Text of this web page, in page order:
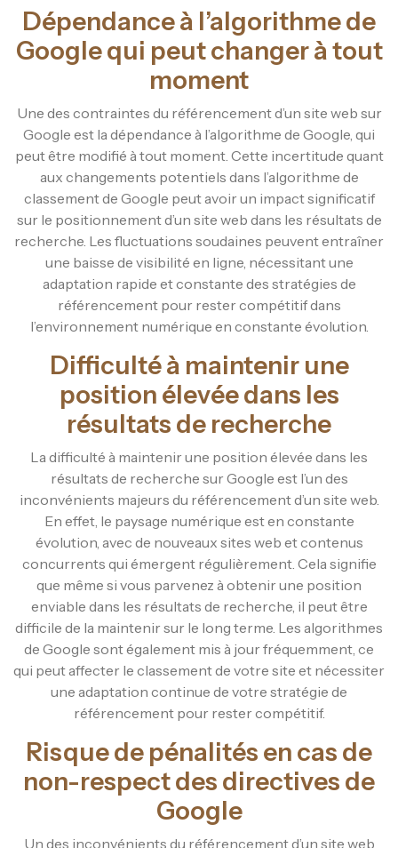
Dépendance à l’algorithme de
Google qui peut changer à tout
moment
Une des contraintes du référencement d’un site web sur
Google est la dépendance à l’algorithme de Google, qui
peut être modifié à tout moment. Cette incertitude quant
aux changements potentiels dans l’algorithme de
classement de Google peut avoir un impact significatif
sur le positionnement d’un site web dans les résultats de
recherche. Les fluctuations soudaines peuvent entraîner
une baisse de visibilité en ligne, nécessitant une
adaptation rapide et constante des stratégies de
référencement pour rester compétitif dans
l’environnement numérique en constante évolution.
Difficulté à maintenir une
position élevée dans les
résultats de recherche
La difficulté à maintenir une position élevée dans les
résultats de recherche sur Google est l’un des
inconvénients majeurs du référencement d’un site web.
En effet, le paysage numérique est en constante
évolution, avec de nouveaux sites web et contenus
concurrents qui émergent régulièrement. Cela signifie
que même si vous parvenez à obtenir une position
enviable dans les résultats de recherche, il peut être
difficile de la maintenir sur le long terme. Les algorithmes
de Google sont également mis à jour fréquemment, ce
qui peut affecter le classement de votre site et nécessiter
une adaptation continue de votre stratégie de
référencement pour rester compétitif.
Risque de pénalités en cas de
non-respect des directives de
Google
Un des inconvénients du référencement d’un site web